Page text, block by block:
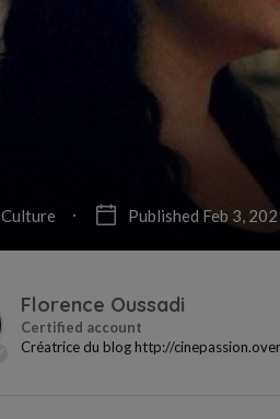
Culture Published Feb 3,
Florence Oussadi
Créatrice du blog http://